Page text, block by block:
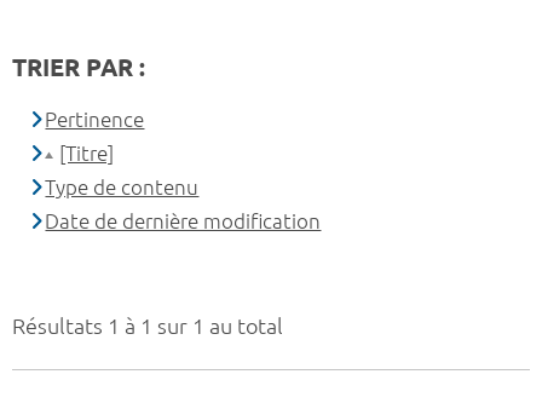
Résultats 1 à 1 sur 1 au total
TRIER PAR :
Pertinence
[Titre]
Type de contenu
Date de dernière modification